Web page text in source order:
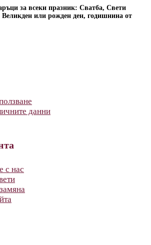
за всеки празник: Сватба, Свети
или рожден ден, годишнина от
данни
с нас